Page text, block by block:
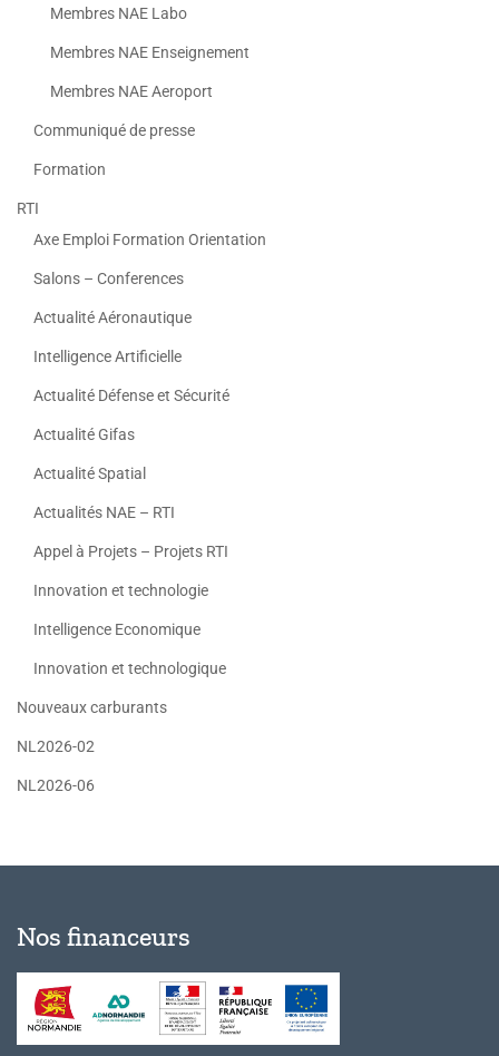
Membres NAE Labo
Membres NAE Enseignement
Membres NAE Aeroport
Communiqué de presse
Formation
RTI
Axe Emploi Formation Orientation
Salons – Conferences
Actualité Aéronautique
Intelligence Artificielle
Actualité Défense et Sécurité
Actualité Gifas
Actualité Spatial
Actualités NAE – RTI
Appel à Projets – Projets RTI
Innovation et technologie
Intelligence Economique
Innovation et technologique
Nouveaux carburants
NL2026-02
NL2026-06
Nos financeurs